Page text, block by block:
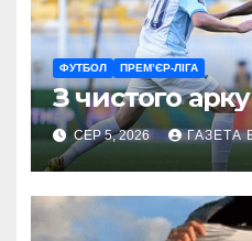
ФУТБОЛ ПРЕМ’ЄР-ЛІГА
З чистого
СЕР 5, 2026 ГАЗЕТА